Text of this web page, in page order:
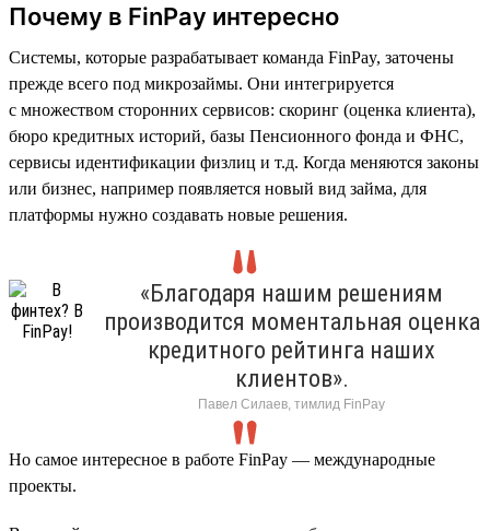
Почему в FinPay интересно
Cистемы, которые разрабатывает команда FinPay, заточены
прежде всего под микрозаймы. Они интегрируется
с множеством сторонних сервисов: скоринг (оценка клиента),
бюро кредитных историй, базы Пенсионного фонда и ФНС,
сервисы идентификации физлиц и т.д. Когда меняются законы
или бизнес, например появляется новый вид займа, для
платформы нужно создавать новые решения.
«Благодаря нашим решениям
производится моментальная оценка
кредитного рейтинга наших
клиентов».
Павел Силаев, тимлид FinPay
Но самое интересное в работе FinPay — международные
проекты.